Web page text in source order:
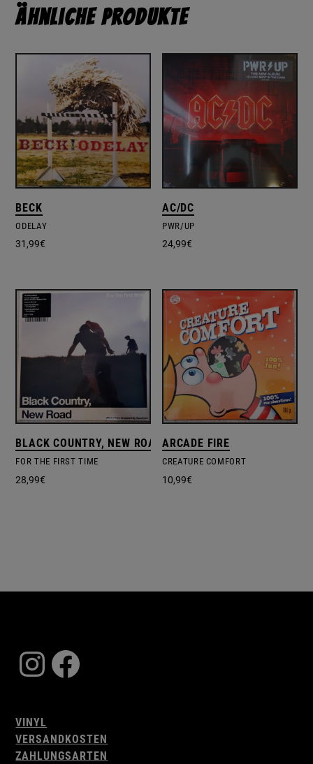
Ähnliche Produkte
BECK
ODELAY
31,99€
AC/DC
PWR/UP
24,99€
BLACK COUNTRY, NEW ROAD
FOR THE FIRST TIME
28,99€
ARCADE FIRE
CREATURE COMFORT
10,99€
Instagram
Facebook
VINYL
VERSANDKOSTEN
ZAHLUNGSARTEN